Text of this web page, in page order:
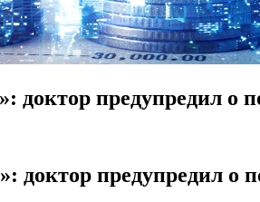
доктор предупредил о
доктор предупредил о